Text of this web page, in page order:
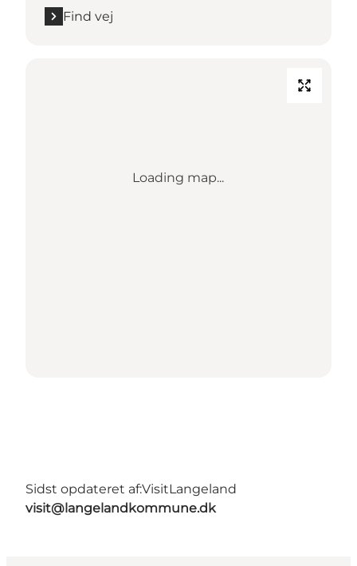
Find vej
Loading map...
Sidst opdateret af:VisitLangeland
visit@langelandkommune.dk